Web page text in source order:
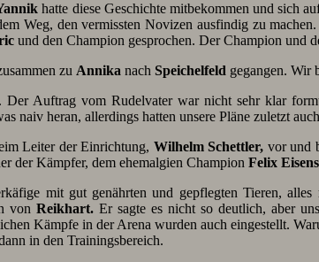
hatte diese Geschichte mitbekommen und sich
Weg, den vermissten Novizen ausfindig zu
und den Champion gesprochen. Der Champion und
zu Annika nach Speichelfeld gegangen. Wir
Auftrag vom Rudelvater war nicht sehr klar
naiv heran, allerdings hatten unsere Pläne zuletzt
Leiter der Einrichtung, Wilhelm Schettler, vor und
der Kämpfer, dem ehemalgien Champion Felix
mit gut genährten und gepflegten Tieren,
von Reikhart.Er sagte es nicht so deutlich, aber
Kämpfe in der Arena wurden auch eingestellt.
in den Trainingsbereich.